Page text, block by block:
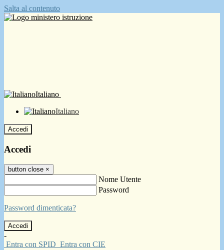
Salta al contenuto
Italiano
Italiano
Accedi
Accedi
button close ×
Nome Utente
Password
Password dimenticata?
-
Entra con SPID Entra con CIE